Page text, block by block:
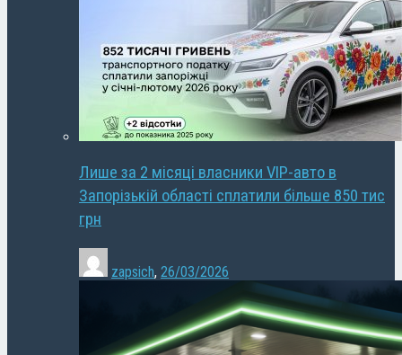
Лише за 2 місяці власники VIP-авто в
Запорізькій області сплатили більше 850 тис
грн
zapsich, 26/03/2026